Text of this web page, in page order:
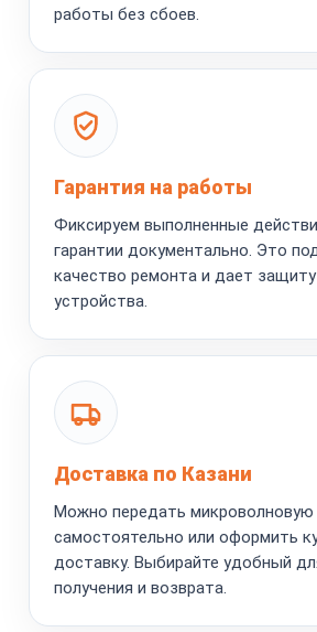
работы без сбоев.
Гарантия на работы
Фиксируем выполненные
гарантии документально. Это
качество ремонта и дает
устройства.
Доставка по Казани
Можно передать микроволновую
самостоятельно или оформить
доставку. Выбирайте удобный
получения и возврата.